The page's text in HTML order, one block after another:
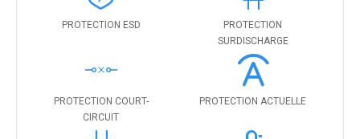
PROTECTION ESD
PROTECTION
SURDISCHARGE
PROTECTION COURT-
CIRCUIT
PROTECTION ACTUELLE